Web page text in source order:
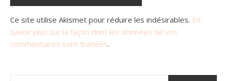
Ce site utilise Akismet pour réduire les indésirables. En
savoir plus sur la façon dont les données de vos
commentaires sont traitées.